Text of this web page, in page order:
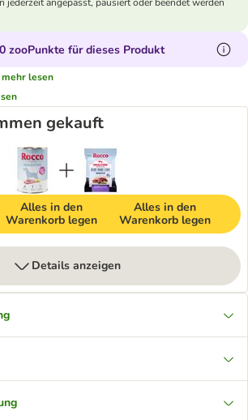
zooPunkte für dieses Produkt
mehr lesen
gekauft
Alles in den
Warenkorb legen
Alles in den
Warenkorb legen
Details anzeigen